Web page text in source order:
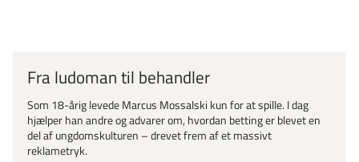
Fra ludoman til behandler
Som 18-årig levede Marcus Mossalski kun for at spille. I dag
hjælper han andre og advarer om, hvordan betting er blevet en
del af ungdomskulturen – drevet frem af et massivt
reklametryk.